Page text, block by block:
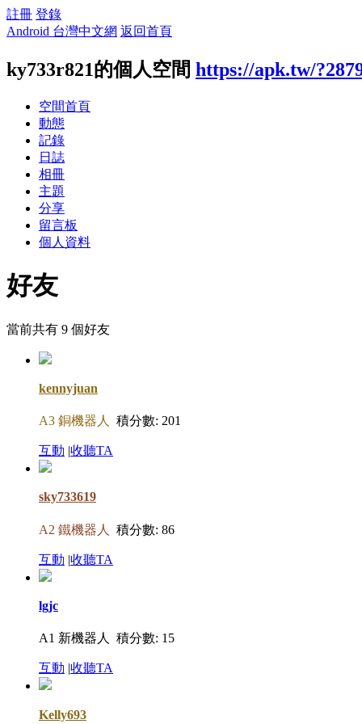
註冊 登錄
Android 台灣中文網 返回首頁
ky733r821的個人空間 https://apk.tw/
空間首頁
動態
記錄
日誌
相冊
主題
分享
留言板
個人資料
好友
當前共有 9 個好友
kennyjuan
A3 銅機器人 積分數: 201
互動 |收聽TA
sky733619
A2 鐵機器人 積分數: 86
互動 |收聽TA
lgjc
A1 新機器人 積分數: 15
互動 |收聽TA
Kelly693